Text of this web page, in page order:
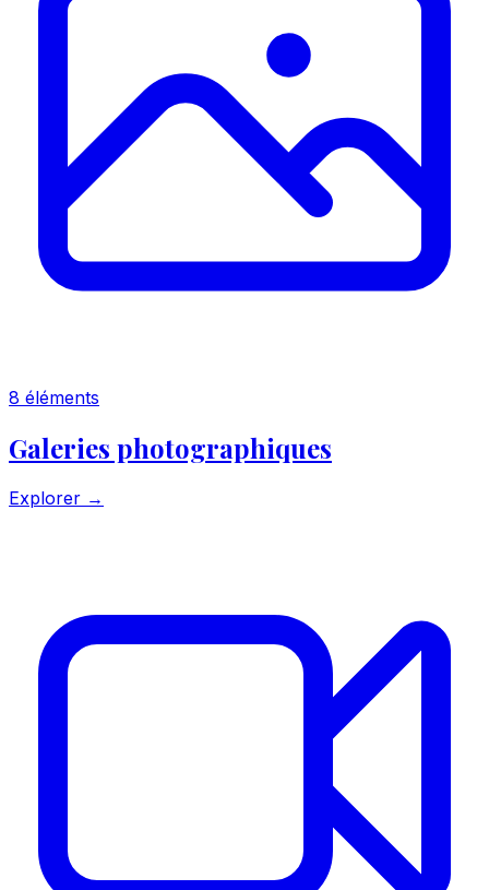
8 éléments
Galeries photographiques
Explorer →